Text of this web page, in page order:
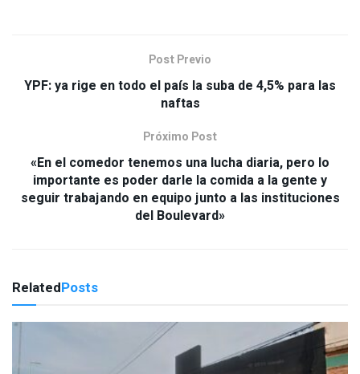
Post Previo
YPF: ya rige en todo el país la suba de 4,5% para las
naftas
Próximo Post
«En el comedor tenemos una lucha diaria, pero lo
importante es poder darle la comida a la gente y
seguir trabajando en equipo junto a las instituciones
del Boulevard»
RelatedPosts